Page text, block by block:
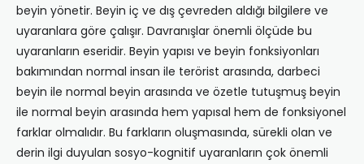
beyin yönetir. Beyin iç ve dış çevreden aldığı bilgilere ve
uyaranlara göre çalışır. Davranışlar önemli ölçüde bu
uyaranların eseridir. Beyin yapısı ve beyin fonksiyonları
bakımından normal insan ile terörist arasında, darbeci
beyin ile normal beyin arasında ve özetle tutuşmuş beyin
ile normal beyin arasında hem yapısal hem de fonksiyonel
farklar olmalıdır. Bu farkların oluşmasında, sürekli olan ve
derin ilgi duyulan sosyo-kognitif uyaranların çok önemli